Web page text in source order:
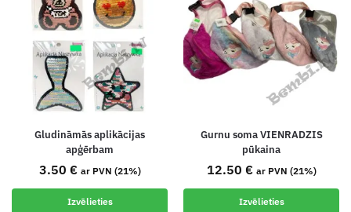
Gludināmās aplikācijas
apģērbam
3.50 € ar PVN (21%)
Izvēlieties
Gurnu soma VIENRADZIS
pūkaina
12.50 € ar PVN (21%)
Izvēlieties